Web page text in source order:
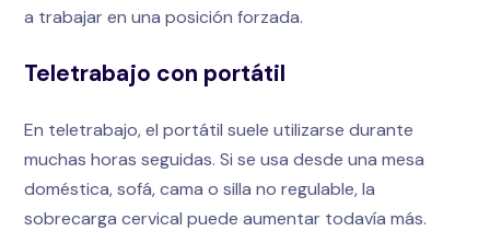
a trabajar en una posición forzada.
Teletrabajo con portátil
En teletrabajo, el portátil suele utilizarse durante
muchas horas seguidas. Si se usa desde una mesa
doméstica, sofá, cama o silla no regulable, la
sobrecarga cervical puede aumentar todavía más.